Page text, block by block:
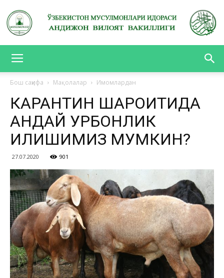
ВИЛОЯТ
Бош саҳифа Мақолалар Имомлардан
КАРАНТИН ШАРОИТИДА
ҚАНДАЙ ҚУРБОНЛИК
ҚИЛИШИМИЗ МУМКИН?
27.07.2020 901